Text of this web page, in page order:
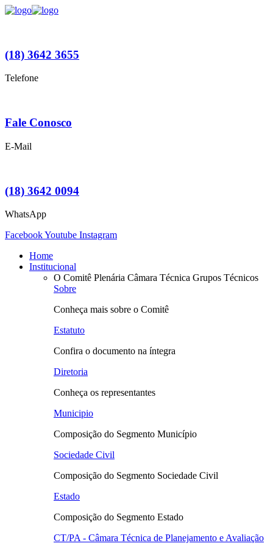
(18) 3642 3655
Telefone
Fale Conosco
E-Mail
(18) 3642 0094
WhatsApp
FacebookYoutube Instagram
Home
Institucional
O Comitê Plenária Câmara Técnica Grupos Técnicos
Sobre
Conheça mais sobre o Comitê
Estatuto
Confira o documento na íntegra
Diretoria
Conheça os representantes
Municipio
Composição do Segmento Município
Sociedade Civil
Composição do Segmento Sociedade Civil
Estado
Composição do Segmento Estado
CT/PA - Câmara Técnica de Planejamento e Avaliação